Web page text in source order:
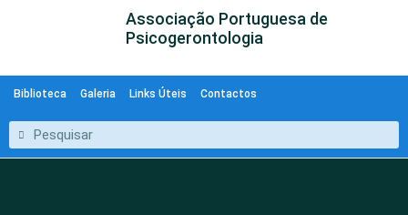
Associação Portuguesa de
Psicogerontologia
Biblioteca Galeria Links Úteis Contactos